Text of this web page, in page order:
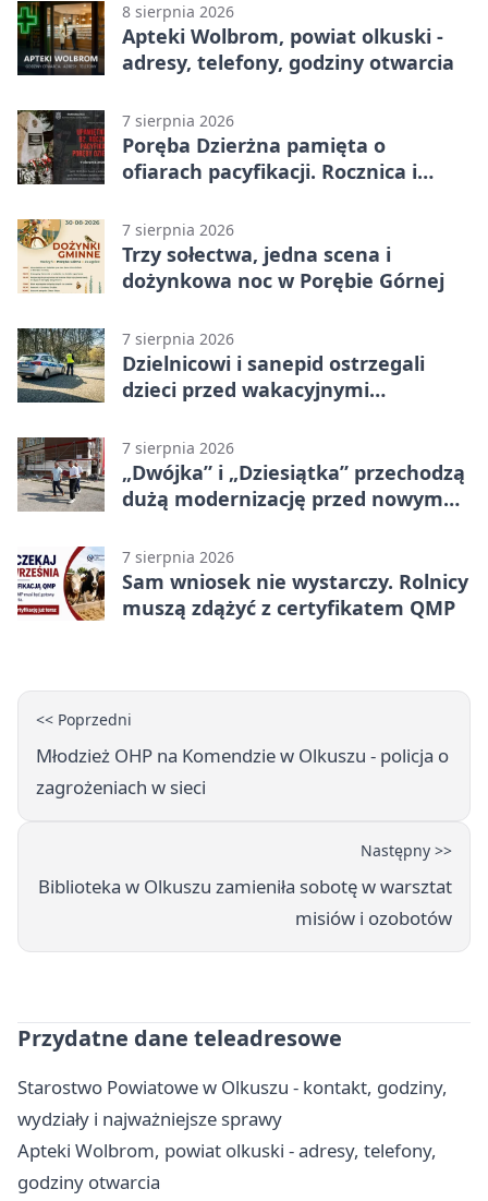
8 sierpnia 2026
Apteki Wolbrom, powiat olkuski -
adresy, telefony, godziny otwarcia
7 sierpnia 2026
Poręba Dzierżna pamięta o
ofiarach pacyfikacji. Rocznica i
7 sierpnia 2026
Trzy sołectwa, jedna scena i
dożynkowa noc w Porębie Górnej
7 sierpnia 2026
Dzielnicowi i sanepid ostrzegali
dzieci przed wakacyjnymi
7 sierpnia 2026
„Dwójka” i „Dziesiątka” przechodzą
dużą modernizację przed nowym
7 sierpnia 2026
Sam wniosek nie wystarczy. Rolnicy
muszą zdążyć z certyfikatem QMP
<< Poprzedni
Młodzież OHP na Komendzie w Olkuszu - policja o
zagrożeniach w sieci
Następny >>
Biblioteka w Olkuszu zamieniła sobotę w warsztat
misiów i ozobotów
Przydatne dane teleadresowe
Starostwo Powiatowe w Olkuszu - kontakt, godziny,
wydziały i najważniejsze sprawy
Apteki Wolbrom, powiat olkuski - adresy, telefony,
godziny otwarcia